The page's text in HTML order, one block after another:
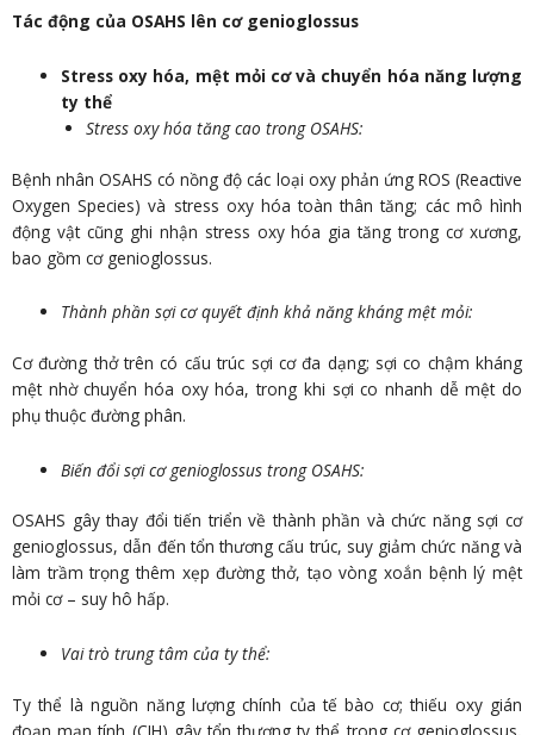
Tác động của OSAHS lên cơ genioglossus
Stress oxy hóa, mệt mỏi cơ và chuyển hóa năng lượng
ty thể
Stress oxy hóa tăng cao trong OSAHS:
Bệnh nhân OSAHS có nồng độ các loại oxy phản ứng ROS (Reactive
Oxygen Species) và stress oxy hóa toàn thân tăng; các mô hình
động vật cũng ghi nhận stress oxy hóa gia tăng trong cơ xương,
bao gồm cơ genioglossus.
Thành phần sợi cơ quyết định khả năng kháng mệt mỏi:
Cơ đường thở trên có cấu trúc sợi cơ đa dạng; sợi co chậm kháng
mệt nhờ chuyển hóa oxy hóa, trong khi sợi co nhanh dễ mệt do
phụ thuộc đường phân.
Biến đổi sợi cơ genioglossus trong OSAHS:
OSAHS gây thay đổi tiến triển về thành phần và chức năng sợi cơ
genioglossus, dẫn đến tổn thương cấu trúc, suy giảm chức năng và
làm trầm trọng thêm xẹp đường thở, tạo vòng xoắn bệnh lý mệt
mỏi cơ – suy hô hấp.
Vai trò trung tâm của ty thể:
Ty thể là nguồn năng lượng chính của tế bào cơ; thiếu oxy gián